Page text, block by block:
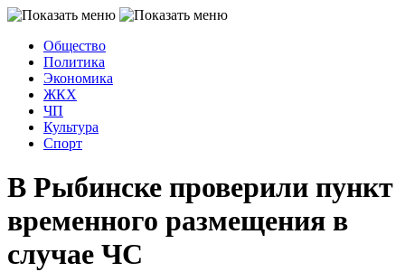
Общество
Политика
Экономика
ЖКХ
ЧП
Культура
Спорт
В Рыбинске проверили пункт
временного размещения в
случае ЧС